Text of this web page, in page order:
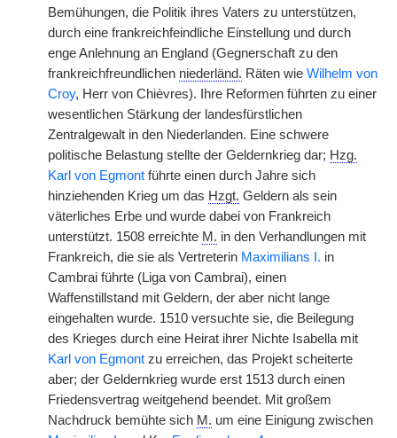
Bemühungen, die Politik ihres Vaters zu unterstützen,
durch eine frankreichfeindliche Einstellung und durch
enge Anlehnung an England (Gegnerschaft zu den
frankreichfreundlichen niederländ. Räten wie Wilhelm von
Croy, Herr von Chièvres). Ihre Reformen führten zu einer
wesentlichen Stärkung der landesfürstlichen
Zentralgewalt in den Niederlanden. Eine schwere
politische Belastung stellte der Geldernkrieg dar; Hzg.
Karl von Egmont führte einen durch Jahre sich
hinziehenden Krieg um das Hzgt. Geldern als sein
väterliches Erbe und wurde dabei von Frankreich
unterstützt. 1508 erreichte M. in den Verhandlungen mit
Frankreich, die sie als Vertreterin Maximilians I. in
Cambrai führte (Liga von Cambrai), einen
Waffenstillstand mit Geldern, der aber nicht lange
eingehalten wurde. 1510 versuchte sie, die Beilegung
des Krieges durch eine Heirat ihrer Nichte Isabella mit
Karl von Egmont zu erreichen, das Projekt scheiterte
aber; der Geldernkrieg wurde erst 1513 durch einen
Friedensvertrag weitgehend beendet. Mit großem
Nachdruck bemühte sich M. um eine Einigung zwischen